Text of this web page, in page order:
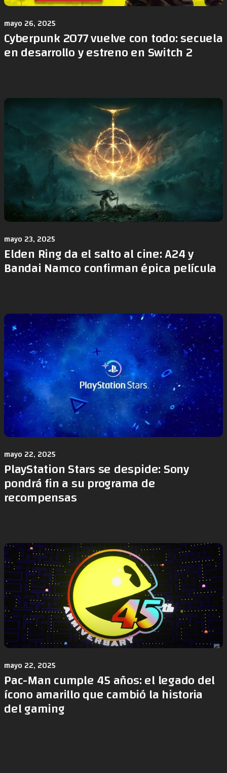
mayo 26, 2025
Cyberpunk 2077 vuelve con todo: secuela
en desarrollo y estreno en Switch 2
mayo 23, 2025
Elden Ring da el salto al cine: A24 y
Bandai Namco confirman épica película
mayo 22, 2025
PlayStation Stars se despide: Sony
pondrá fin a su programa de
recompensas
mayo 22, 2025
Pac-Man cumple 45 años: el legado del
ícono amarillo que cambió la historia
del gaming